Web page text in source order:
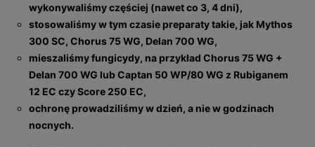
wykonywaliśmy częściej (nawet co 3, 4 dni),
stosowaliśmy w tym czasie preparaty takie, jak Mythos
300 SC, Chorus 75 WG, Delan 700 WG,
mieszaliśmy fungicydy, na przykład Chorus 75 WG +
Delan 700 WG lub Captan 50 WP/80 WG z Rubiganem
12 EC czy Sco­re 250 EC,
ochronę prowadziliśmy w dzień, a nie w go­dzinach
nocnych.